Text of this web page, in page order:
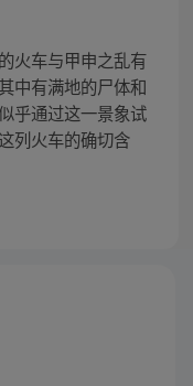
火车与甲申之乱有
中有满地的尸体和
乎通过这一景象试
列火车的确切含